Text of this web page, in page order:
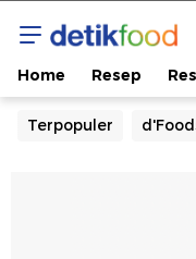
Home Resep
Terpopuler